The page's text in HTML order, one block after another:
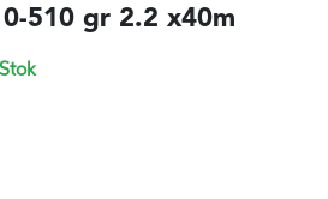
510 gr 2.2 x40m